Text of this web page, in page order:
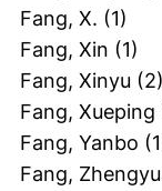
Fang, X. (1)
Fang, Xin (1)
Fang, Xinyu (2)
Fang, Xueping
Fang, Yanbo
Fang,